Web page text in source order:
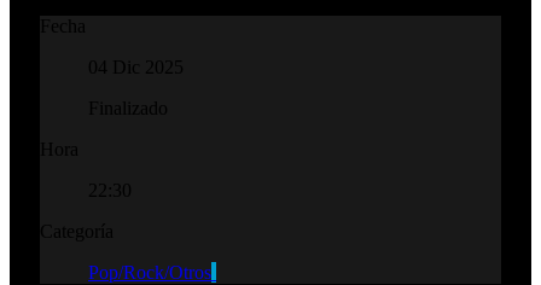
Fecha
04 Dic 2025
Finalizado
Hora
22:30
Categoría
Pop/Rock/Otros